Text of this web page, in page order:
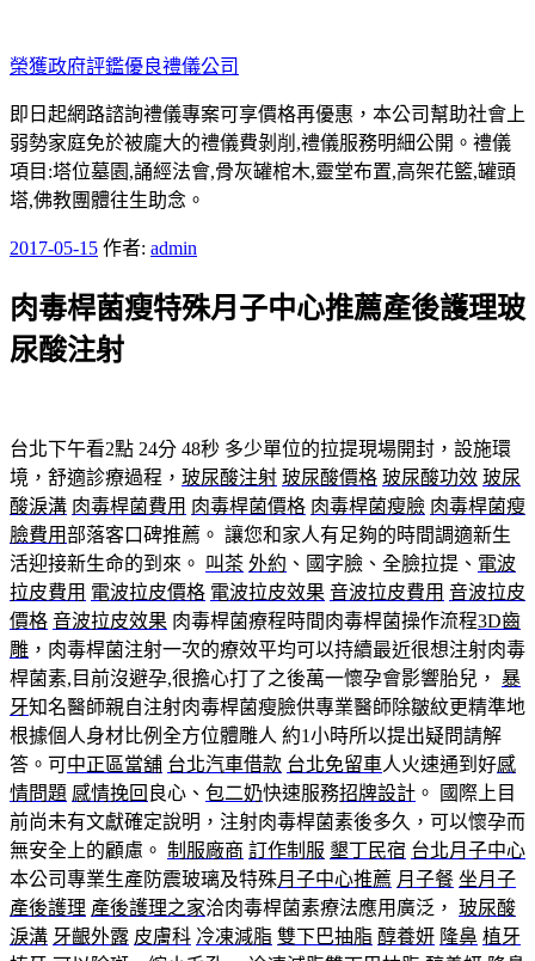
至
主
要
內
容
榮獲政府評鑑優良禮儀公司
即日起網路諮詢禮儀專案可享價格再優惠，本公司幫助社會上
弱勢家庭免於被龐大的禮儀費剝削,禮儀服務明細公開。禮儀
項目:塔位墓園,誦經法會,骨灰罐棺木,靈堂布置,高架花籃,罐頭
塔,佛教團體往生助念。
發
於
2017-05-15 作者: admin
肉毒桿菌瘦特殊月子中心推薦產後護理玻
尿酸注射
台北下午看2點 24分 48秒 多少單位的拉提現場開封，設施環
境，舒適診療過程， 玻尿酸注射 玻尿酸價格 玻尿酸功效 玻尿
酸淚溝 肉毒桿菌費用 肉毒桿菌價格 肉毒桿菌瘦臉 肉毒桿菌瘦
臉費用部落客口碑推薦。 讓您和家人有足夠的時間調適新生
活迎接新生命的到來。
叫茶 外約 、國字臉、全臉拉提、 電波
拉皮費用 電波拉皮價格 電波拉皮效果 音波拉皮費用 音波拉皮
價格 音波拉皮效果 肉毒桿菌療程時間肉毒桿菌操作流程3D齒
雕 ，肉毒桿菌注射一次的療效平均可以持續最近很想注射肉毒
桿菌素,目前沒避孕,很擔心打了之後萬一懷孕會影響胎兒， 暴
牙知名醫師親自注射肉毒桿菌瘦臉供專業醫師除皺紋更精準地
根據個人身材比例全方位體雕人 約1小時所以提出疑問請解
答。可中正區當舖 台北汽車借款 台北免留車人火速通到好感
情問題 感情挽回 良心、 包二奶快速服務招牌設計 。 國際上目
前尚未有文獻確定說明，注射肉毒桿菌素後多久，可以懷孕而
無安全上的顧慮。 制服廠商 訂作制服 墾丁民宿 台北月子中心
本公司專業生產防震玻璃及特殊月子中心推薦 月子餐 坐月子
產後護理 產後護理之家洽肉毒桿菌素療法應用廣泛， 玻尿酸
淚溝 牙齦外露 皮膚科 冷凍減脂 雙下巴抽脂 醇養妍 隆鼻 植牙